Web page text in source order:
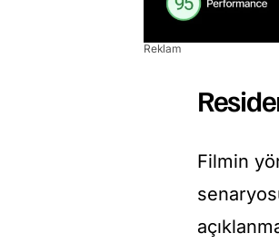
Reklam
Filmin